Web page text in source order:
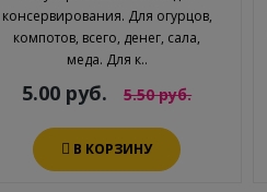
консервирования. Для огурцов,
компотов, всего, денег, сала,
меда. Для к..
5.00 руб. 5.50 руб.
В КОРЗИНУ